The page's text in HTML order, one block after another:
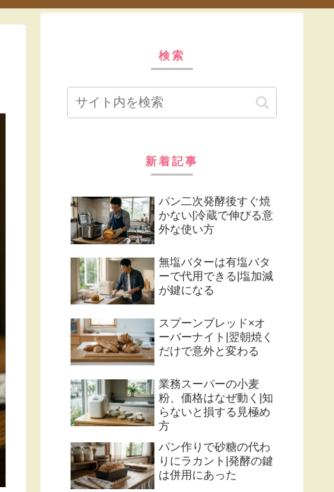
検索
新着記事
パン二次発酵後すぐ焼
かない|冷蔵で伸びる意
外な使い方
無塩バターは有塩バタ
ーで代用できる|塩加減
が鍵になる
スプーンブレッド×オ
ーバーナイト|翌朝焼く
だけで意外と変わる
業務スーパーの小麦
粉、価格はなぜ動く|知
らないと損する見極め
方
パン作りで砂糖の代わ
りにラカント|発酵の鍵
は併用にあった